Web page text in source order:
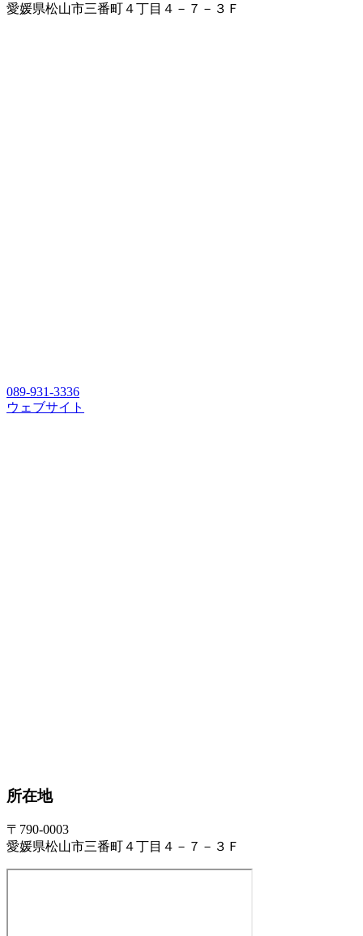
愛媛県松山市三番町４丁目４－７－３Ｆ
089-931-3336
ウェブサイト
所在地
〒790-0003
愛媛県松山市三番町４丁目４－７－３Ｆ